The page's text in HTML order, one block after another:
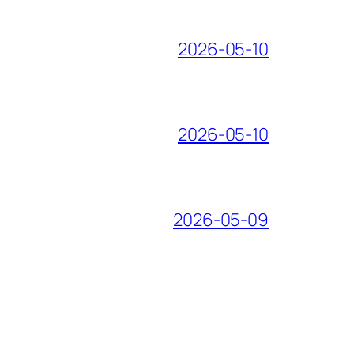
2026-05-10
2026-05-10
2026-05-09